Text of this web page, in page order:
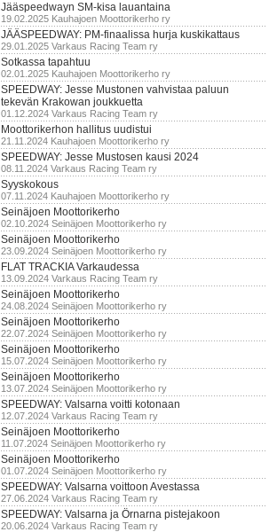
Jääspeedwayn SM-kisa lauantaina
19.02.2025 Kauhajoen Moottorikerho ry
JÄÄSPEEDWAY: PM-finaalissa hurja kuskikattaus
29.01.2025 Varkaus Racing Team ry
Sotkassa tapahtuu
02.01.2025 Kauhajoen Moottorikerho ry
SPEEDWAY: Jesse Mustonen vahvistaa paluun
tekevän Krakowan joukkuetta
01.12.2024 Varkaus Racing Team ry
Moottorikerhon hallitus uudistui
21.11.2024 Kauhajoen Moottorikerho ry
SPEEDWAY: Jesse Mustosen kausi 2024
08.11.2024 Varkaus Racing Team ry
Syyskokous
07.11.2024 Kauhajoen Moottorikerho ry
Seinäjoen Moottorikerho
02.10.2024 Seinäjoen Moottorikerho ry
Seinäjoen Moottorikerho
23.09.2024 Seinäjoen Moottorikerho ry
FLAT TRACKIA Varkaudessa
13.09.2024 Varkaus Racing Team ry
Seinäjoen Moottorikerho
24.08.2024 Seinäjoen Moottorikerho ry
Seinäjoen Moottorikerho
22.07.2024 Seinäjoen Moottorikerho ry
Seinäjoen Moottorikerho
15.07.2024 Seinäjoen Moottorikerho ry
Seinäjoen Moottorikerho
13.07.2024 Seinäjoen Moottorikerho ry
SPEEDWAY: Valsarna voitti kotonaan
12.07.2024 Varkaus Racing Team ry
Seinäjoen Moottorikerho
11.07.2024 Seinäjoen Moottorikerho ry
Seinäjoen Moottorikerho
01.07.2024 Seinäjoen Moottorikerho ry
SPEEDWAY: Valsarna voittoon Avestassa
27.06.2024 Varkaus Racing Team ry
SPEEDWAY: Valsarna ja Örnarna pistejakoon
20.06.2024 Varkaus Racing Team ry